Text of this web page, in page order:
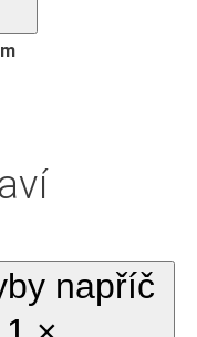
napříč